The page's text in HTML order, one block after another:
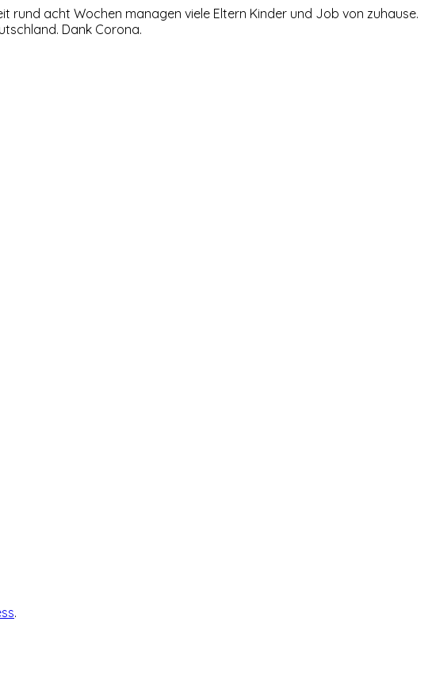
rund acht Wochen managen viele Eltern Kinder und Job von zuhause.
Dank Corona.
.